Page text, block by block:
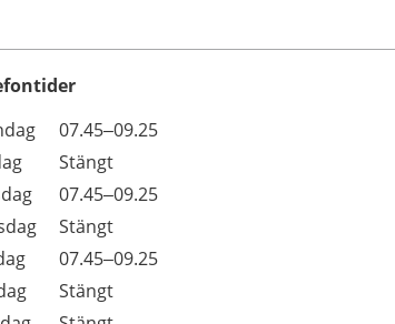
07.45–09.25
Stängt
07.45–09.25
Stängt
07.45–09.25
Stängt